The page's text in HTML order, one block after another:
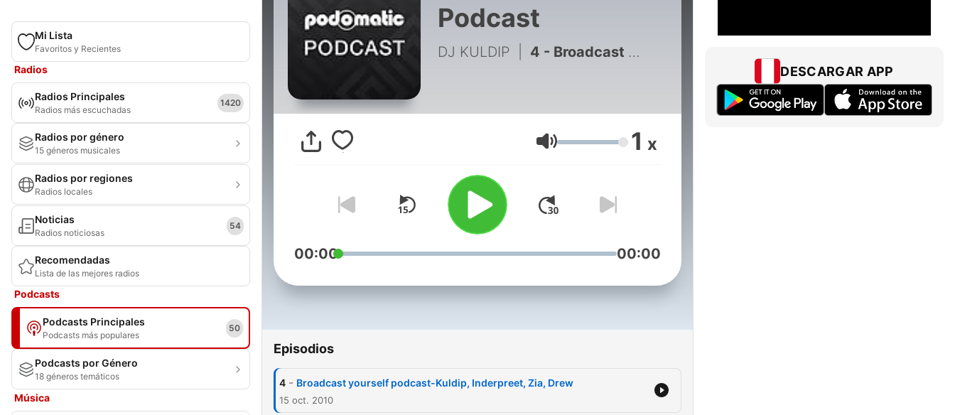
Mi Lista
Favoritos y Recientes
Radios
Radios Principales
Radios más escuchadas
1420
Radios por género
15 géneros musicales
Radios por regiones
Radios locales
Noticias
Radios noticiosas
54
Recomendadas
Lista de las mejores radios
Podcasts
Podcasts Principales
Podcasts más populares
50
Podcasts por Género
18 géneros temáticos
Música
Podcast
DJ KULDIP 4 - Broadcast yourself podcast-Kuldip, Inderpreet, Zia, Drew
Volumen 1 x
00:00 00:00
Episodios
4 - Broadcast yourself podcast-Kuldip, Inderpreet, Zia, Drew
15 oct. 2010
DESCARGAR APP